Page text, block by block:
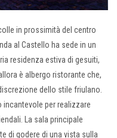
in prossimità del centro
al Castello ha sede in un
residenza estiva di gesuiti,
è albergo ristorante che,
dello stile friulano.
incantevole per realizzare
La sala principale
di godere di una vista sulla